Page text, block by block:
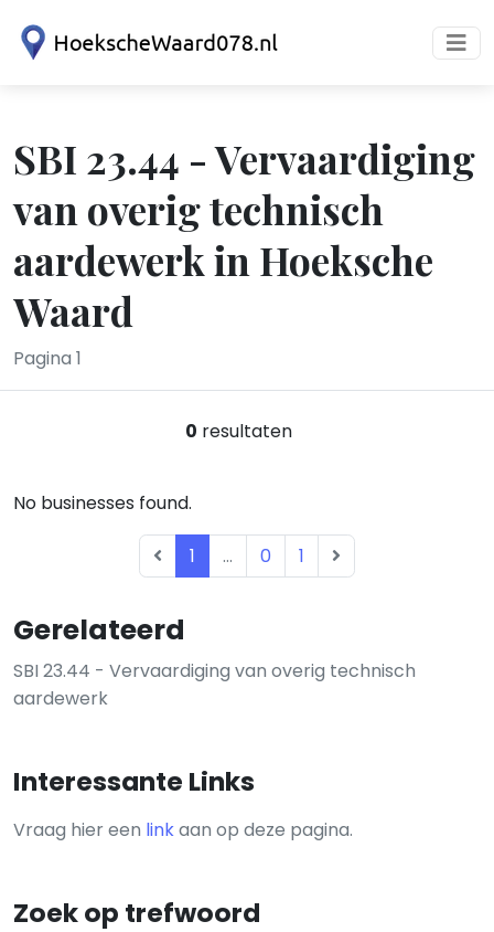
SBI 23.44 - Vervaardiging
van overig technisch
aardewerk in Hoeksche
Waard
Pagina 1
Gerelateerd
SBI 23.44 - Vervaardiging van overig technisch
aardewerk
Interessante Links
Vraag hier een linkaan op deze pagina.
Zoek op trefwoord
0 resultaten
No businesses found.
1 ... 0 1